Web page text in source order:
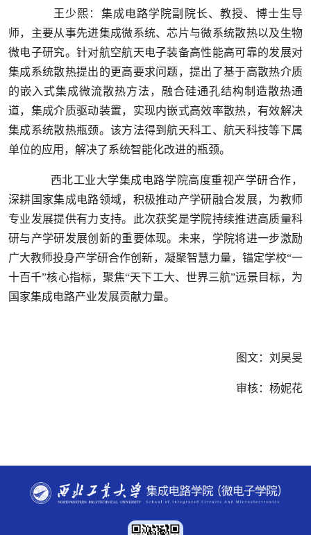
王少熙：集成电路学院副院长、教授、博士生导
师，主要从事先进集成微系统、芯片与微系统散热以及生物
微电子研究。针对航空航天电子装备高性能高可靠的发展对
集成系统散热提出的更高要求问题，提出了基于高散热介质
的嵌入式集成微流散热方法，融合硅通孔结构制造散热通
道，集成介质驱动装置，实现内嵌式高效率散热，有效解决
集成系统散热瓶颈。该方法得到航天科工、航天科技等下属
单位的应用，解决了系统智能化改进的瓶颈。
西北工业大学集成电路学院高度重视产学研合作，
深耕国家集成电路领域，积极推动产学研融合发展，为教师
专业发展提供有力支持。此次获奖是学院持续推进高质量科
研与产学研发展创新的重要体现。未来，学院将进一步激励
广大教师投身产学研合作创新，凝聚智慧力量，锚定学校“一
十百千”核心指标，聚焦“天下工大、世界三航”远景目标，为
国家集成电路产业发展贡献力量。
图文：刘昊旻
审核：杨妮花